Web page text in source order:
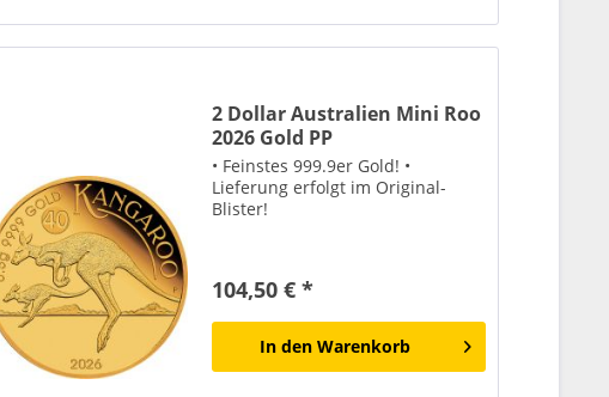
2 Dollar Australien Mini Roo
2026 Gold PP
• Feinstes 999.9er Gold! •
Lieferung erfolgt im Original-
Blister!
104,50 € *
In den Warenkorb